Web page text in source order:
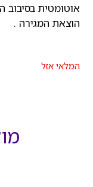
אוטומטית
הוצאת המגירה .
המלאי אזל